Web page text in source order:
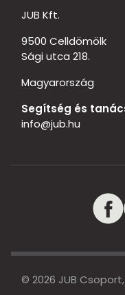
JUB Kft.
9500 Celldömölk
Sági utca 218.
Magyarország
Segítség és
info@jub.hu
© 2026 JUB